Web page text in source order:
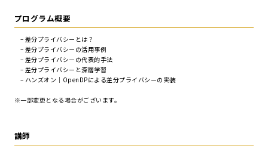
プログラム概要
– 差分プライバシーとは？
– 差分プライバシーの活用事例
– 差分プライバシーの代表的手法
– 差分プライバシーと深層学習
– ハンズオン｜OpenDPによる差分プライバシーの実装
※一部変更となる場合がございます。
講師